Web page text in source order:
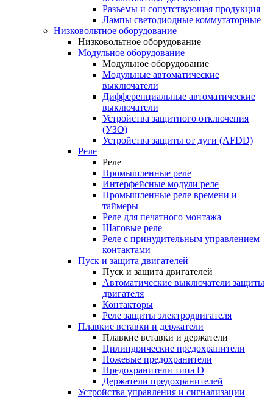
Разъемы и сопутствующая продукция
Лампы светодиодные коммутаторные
Низковольтное оборудование
Низковольтное оборудование
Модульное оборудование
Модульное оборудование
Модульные автоматические
выключатели
Дифференциальные автоматические
выключатели
Устройства защитного отключения
(УЗО)
Устройства защиты от дуги (AFDD)
Реле
Реле
Промышленные реле
Интерфейсные модули реле
Промышленные реле времени и
таймеры
Реле для печатного монтажа
Шаговые реле
Реле с принудительным управлением
контактами
Пуск и защита двигателей
Пуск и защита двигателей
Автоматические выключатели защиты
двигателя
Контакторы
Реле защиты электродвигателя
Плавкие вставки и держатели
Плавкие вставки и держатели
Цилиндрические предохранители
Ножевые предохранители
Предохранители типа D
Держатели предохранителей
Устройства управления и сигнализации